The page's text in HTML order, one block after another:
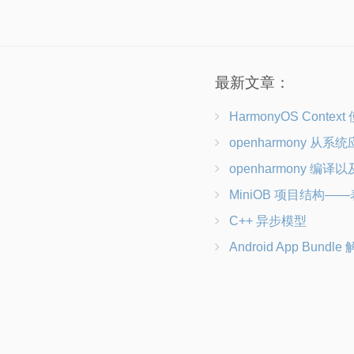
最新文章：
HarmonyOS Context
openharmony 从系统应用到三方应用
openharmony 编译以及
MiniOB 项目结构——表达
C++ 异步模型
Android App Bundle